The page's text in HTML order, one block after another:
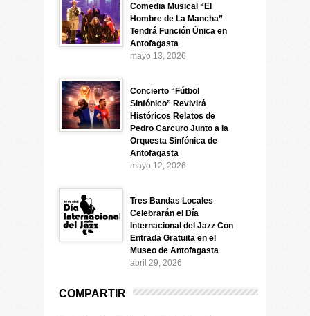
Comedia Musical “El
Hombre de La Mancha”
Tendrá Función Única en
Antofagasta
mayo 13, 2026
Concierto “Fútbol
Sinfónico” Revivirá
Históricos Relatos de
Pedro Carcuro Junto a la
Orquesta Sinfónica de
Antofagasta
mayo 12, 2026
Tres Bandas Locales
Celebrarán el Día
Internacional del Jazz Con
Entrada Gratuita en el
Museo de Antofagasta
abril 29, 2026
COMPARTIR